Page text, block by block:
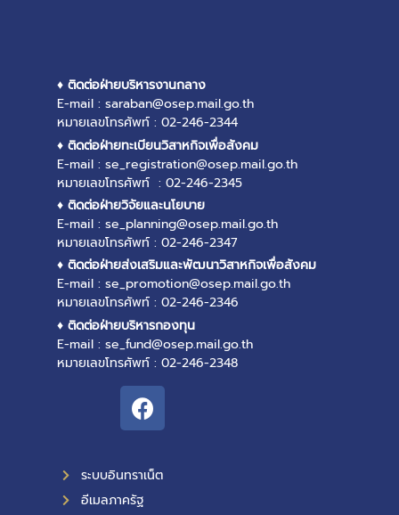
♦ ติดต่อฝ่ายบริหารงานกลาง
E-mail : saraban@osep.mail.go.th
หมายเลขโทรศัพท์ : 02-246-2344
♦ ติดต่อฝ่ายทะเบียนวิสาหกิจเพื่อสังคม
E-mail : se_registration@osep.mail.go.th
หมายเลขโทรศัพท์ : 02-246-2345
♦ ติดต่อฝ่ายวิจัยและนโยบาย
E-mail : se_planning@osep.mail.go.th
หมายเลขโทรศัพท์ : 02-246-2347
♦ ติดต่อฝ่ายส่งเสริมและพัฒนาวิสาหกิจเพื่อสังคม
E-mail : se_promotion@osep.mail.go.th
หมายเลขโทรศัพท์ : 02-246-2346
♦ ติดต่อฝ่ายบริหารกองทุน
E-mail : se_fund@osep.mail.go.th
หมายเลขโทรศัพท์ : 02-246-2348
ระบบอินทราเน็ต
อีเมลภาครัฐ